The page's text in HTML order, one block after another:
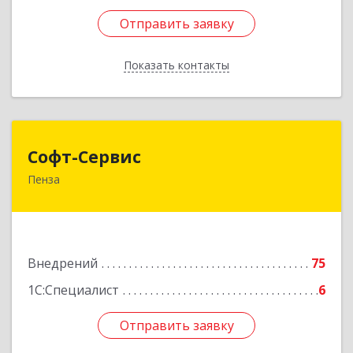
Отправить заявку
Показать контакты
Отправить заявку
Назад
Софт-Сервис
Пенза
Внедрений
75
1С:Специалист
6
Отправить заявку
440067, Пензенская обл, Пенза г, Седова ул,
Отправить заявку